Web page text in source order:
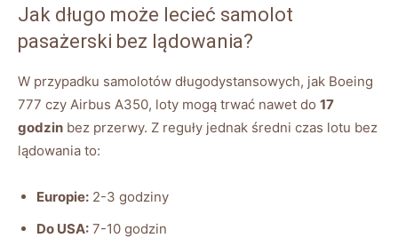
Jak długo może lecieć samolot
pasażerski bez lądowania?
W przypadku samolotów długodystansowych, jak Boeing
777 czy Airbus A350, loty mogą trwać nawet do 17
godzin bez przerwy. Z reguły jednak średni czas lotu bez
lądowania to:
Europie: 2-3 godziny
Do USA: 7-10 godzin